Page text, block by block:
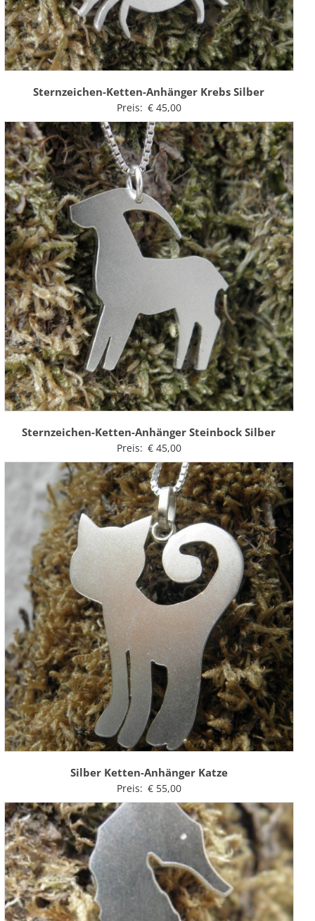
Sternzeichen-Ketten-Anhänger Krebs Silber
Preis: €45,00
Sternzeichen-Ketten-Anhänger Steinbock Silber
Preis: €45,00
Silber Ketten-Anhänger Katze
Preis: €55,00